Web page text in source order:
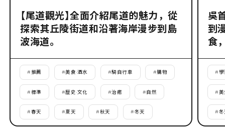
【尾道觀光】全面介紹尾道的魅力，從
探索其丘陵街道和沿著海岸漫步到島
波海道。
#推薦 #美食·酒水 #騎自行車 #購物
#標準 #歷史·文化 #治癒 #自然
#春天 #夏天 #秋天 #冬天
吳
到
食
# 學
#美
#冬